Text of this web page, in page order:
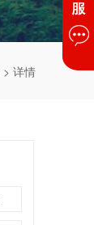
> 详情